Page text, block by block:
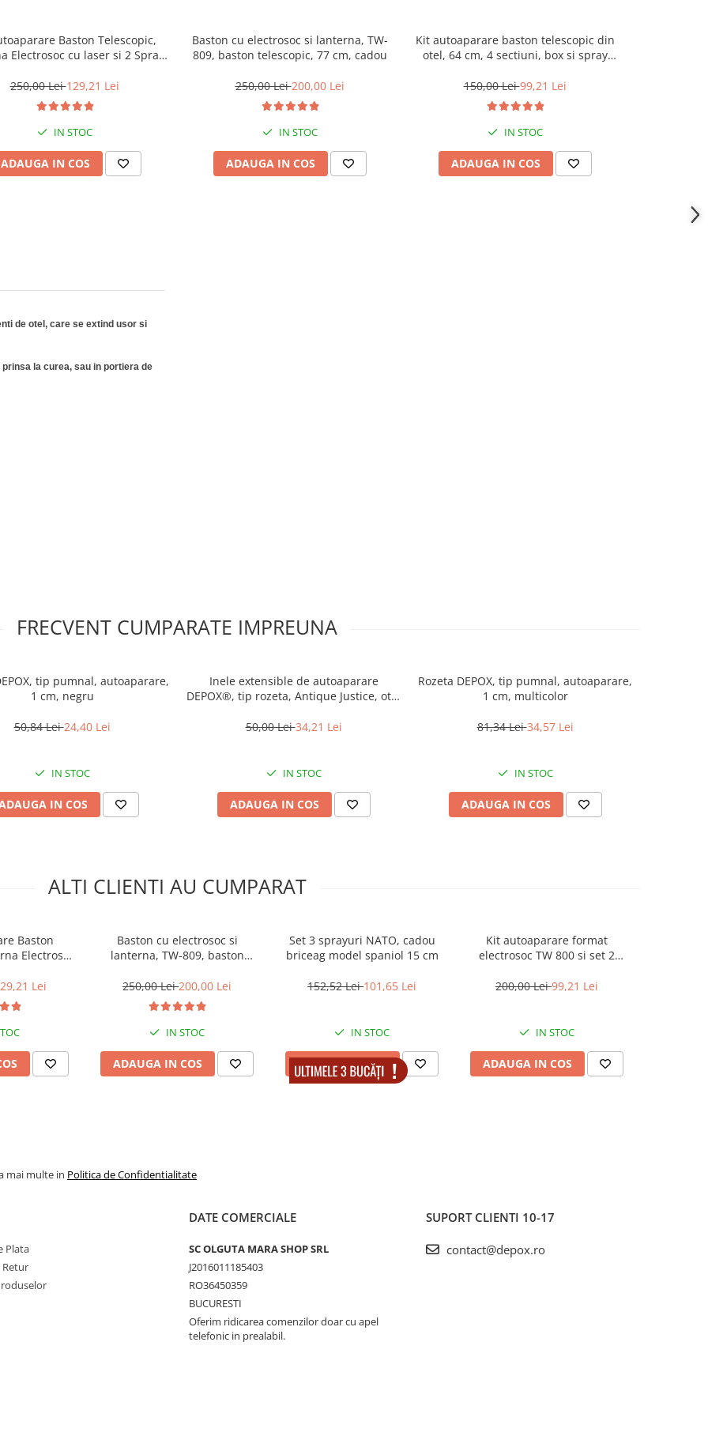
Baston Telescopic,
Electrosoc cu laser si 2 Spray-
250,00 Lei129,21 Lei
IN STOC
ADAUGA IN COS
Baston cu electrosoc si lanterna, TW-
809, baston telescopic, 77 cm, cadou
250,00 Lei200,00 Lei
IN STOC
ADAUGA IN COS
Kit autoaparare baston telescopic din
otel, 64 cm, 4 sectiuni, box si spray
150,00 Lei99,21 Lei
IN STOC
ADAUGA IN COS
de otel, care se extind usor si
la curea, sau in portiera de
usoara si rezistenta , nu iti rupe
sau câinilor agresivi.
sus . Nu raspundem de
FRECVENT CUMPARATE IMPREUNA
tip pumnal, autoaparare,
1 cm, negru
50,84 Lei24,40 Lei
IN STOC
IN COS
Inele extensible de autoaparare
DEPOX®, tip rozeta, Antique Justice, otel
50,00 Lei34,21 Lei
IN STOC
ADAUGA IN COS
Rozeta DEPOX, tip pumnal, autoaparare,
1 cm, multicolor
81,34 Lei34,57 Lei
IN STOC
ADAUGA IN COS
ALTI CLIENTI AU CUMPARAT
Baston
Electrosoc
Lei
Baston cu electrosoc si
lanterna, TW-809, baston
250,00 Lei200,00 Lei
IN STOC
ADAUGA IN COS
Set 3 sprayuri NATO, cadou
briceag model spaniol 15 cm
152,52 Lei101,65 Lei
IN STOC
ADAUGA IN COS
Kit autoaparare format
electrosoc TW 800 si set 2
200,00 Lei99,21 Lei
IN STOC
ADAUGA IN COS
mai multe in Politica de Confidentialitate
Plata
Retur
DATE COMERCIALE
SC OLGUTA MARA SHOP SRL
J2016011185403
RO36450359
BUCURESTI
Oferim ridicarea comenzilor doar cu apel
telefonic in prealabil.
SUPORT CLIENTI 10-17
contact@depox.ro